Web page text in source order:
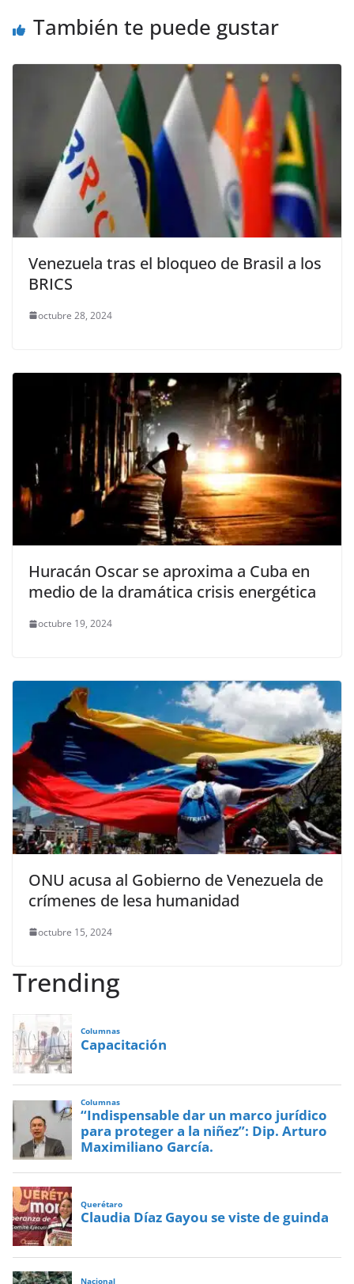
k
También te puede gustar
Venezuela tras el bloqueo de Brasil a los
BRICS
octubre 28, 2024
Huracán Oscar se aproxima a Cuba en
medio de la dramática crisis energética
octubre 19, 2024
ONU acusa al Gobierno de Venezuela de
crímenes de lesa humanidad
octubre 15, 2024
Trending